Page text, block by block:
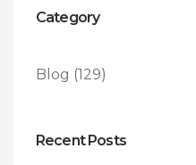
Category
Blog (129)
Recent Posts